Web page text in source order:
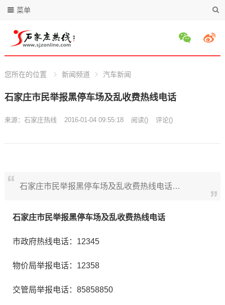
菜单
您所在的位置 新闻频道 汽车新闻
石家庄市民举报黑停车场及乱收费热线电话
来源： 石家庄热线 2016-01-04 09:55:18 阅读() 评论()
石家庄市民举报黑停车场及乱收费热线电话…
石家庄市民举报黑停车场及乱收费热线电话
市政府热线电话：12345
物价局举报电话：12358
交管局举报电话：85858850